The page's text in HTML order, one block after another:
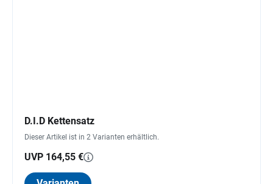
D.I.D Kettensatz
Dieser Artikel ist in 2 Varianten erhältlich.
UVP 164,55 €